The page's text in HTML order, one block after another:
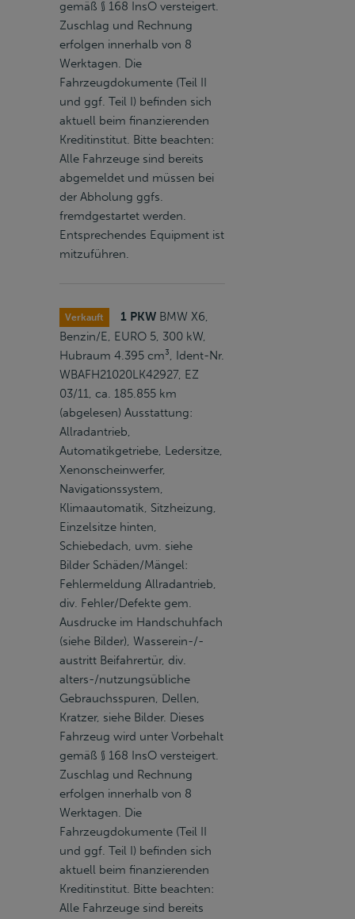
gemäß § 168 InsO versteigert.
Zuschlag und Rechnung
erfolgen innerhalb von 8
Werktagen. Die
Fahrzeugdokumente (Teil II
und ggf. Teil I) befinden sich
aktuell beim finanzierenden
Kreditinstitut. Bitte beachten:
Alle Fahrzeuge sind bereits
abgemeldet und müssen bei
der Abholung ggfs.
fremdgestartet werden.
Entsprechendes Equipment ist
mitzuführen.
Verkauft 1 PKW BMW X6,
Benzin/E, EURO 5, 300 kW,
Hubraum 4.395 cm³, Ident-Nr.
WBAFH21020LK42927, EZ
03/11, ca. 185.855 km
(abgelesen) Ausstattung:
Allradantrieb,
Automatikgetriebe, Ledersitze,
Xenonscheinwerfer,
Navigationssystem,
Klimaautomatik, Sitzheizung,
Einzelsitze hinten,
Schiebedach, uvm. siehe
Bilder Schäden/Mängel:
Fehlermeldung Allradantrieb,
div. Fehler/Defekte gem.
Ausdrucke im Handschuhfach
(siehe Bilder), Wasserein-/-
austritt Beifahrertür, div.
alters-/nutzungsübliche
Gebrauchsspuren, Dellen,
Kratzer, siehe Bilder. Dieses
Fahrzeug wird unter Vorbehalt
gemäß § 168 InsO versteigert.
Zuschlag und Rechnung
erfolgen innerhalb von 8
Werktagen. Die
Fahrzeugdokumente (Teil II
und ggf. Teil I) befinden sich
aktuell beim finanzierenden
Kreditinstitut. Bitte beachten:
Alle Fahrzeuge sind bereits